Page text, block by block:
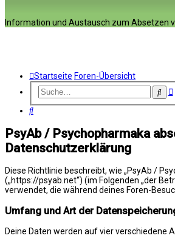
Information und Austausch zum Absetzen
Startseite Foren-Übersicht
Suche
PsyAb / Psychopharmaka
Datenschutzerklärung
Diese Richtlinie beschreibt, wie „PsyAb /
(„https://psyab.net“) (im Folgenden „der
verwendet, die während deines Foren-
Umfang und Art der
Deine Daten werden auf vier verschiedene